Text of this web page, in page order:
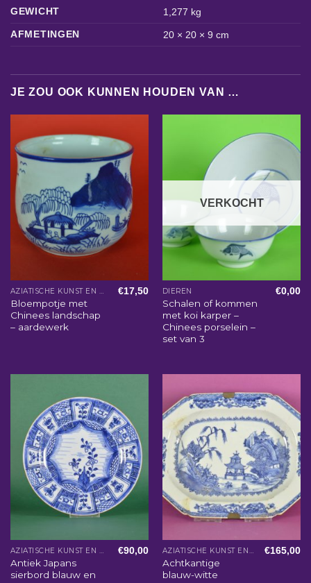
GEWICHT
1,277 kg
AFMETINGEN
20 × 20 × 9 cm
JE ZOU OOK KUNNEN HOUDEN VAN …
AZIATISCHE KUNST EN WOONACCESSOIRES
Bloempotje met
Chinees landschap
– aardewerk
€17,50
VERKOCHT
DIEREN
Schalen of kommen
met koi karper –
Chinees porselein –
set van 3
€0,00
AZIATISCHE KUNST EN WOONACCESSOIRES
Antiek Japans
sierbord blauw en
€90,00 AZIATISCHE KUNST EN WOONACCESSOIRES
Achtkantige
blauw-witte
€165,00